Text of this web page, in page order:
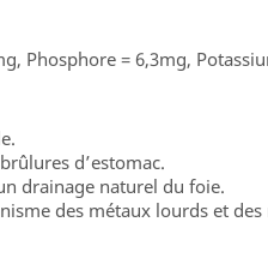
Phosphore = 6,3mg,
d’estomac.
drainage naturel du foie.
des métaux lourds et